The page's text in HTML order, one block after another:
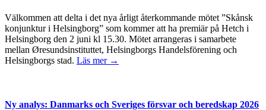
Välkommen att delta i det nya årligt återkommande mötet ”Skånsk
konjunktur i Helsingborg” som kommer att ha premiär på Hetch i
Helsingborg den 2 juni kl 15.30. Mötet arrangeras i samarbete
mellan Øresundsinstituttet, Helsingborgs Handelsförening och
Helsingborgs stad. Läs mer →
Ny analys: Danmarks och Sveriges försvar och beredskap 2026